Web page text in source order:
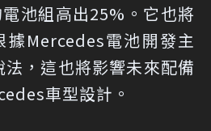
池組高出25%。它也將
據Mercedes電池開發主
，這也將影響未來配備
車型設計。